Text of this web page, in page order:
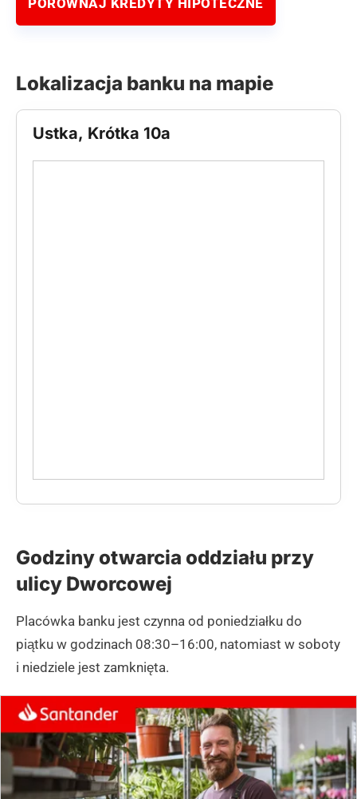
Lokalizacja banku na mapie
Ustka, Krótka 10a
Godziny otwarcia oddziału przy
ulicy Dworcowej
Placówka banku jest czynna od poniedziałku do
piątku w godzinach 08:30–16:00, natomiast w soboty
i niedziele jest zamknięta.